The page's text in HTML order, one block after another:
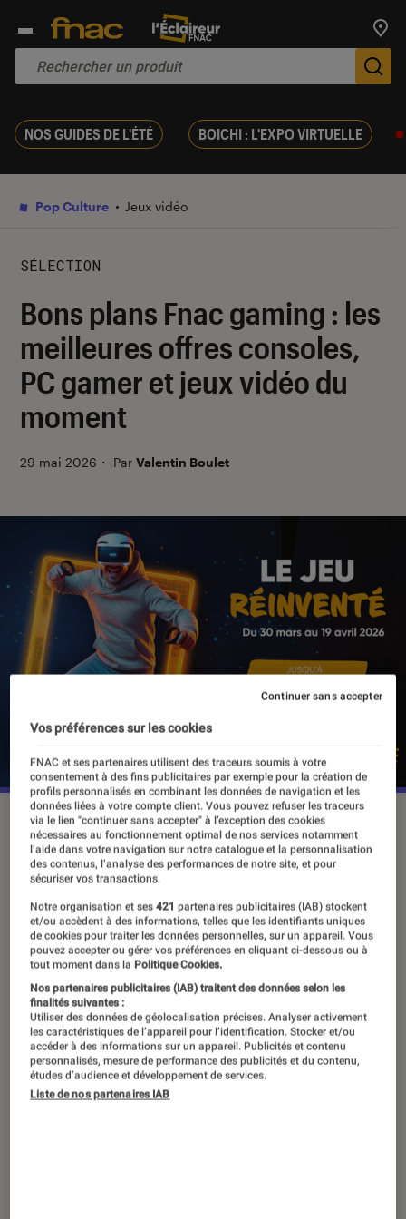
NOS GUIDES DE L'ÉTÉ BOICHI : L'EXPO VIRTUELLE
Pop Culture Jeux vidéo
SÉLECTION
Bons plans Fnac gaming : les
meilleures offres consoles,
PC gamer et jeux vidéo du
moment
29 mai 2026 ・ Par Valentin Boulet
©Fnac
Jusqu’au 19 avril 2026, la Fnac propose
de nombreuses offres Bon Plan sur
tous les univers gaming. Pokémon
Pokopia à -50% pour l’achat d’une
Switch 2, des offres PC portable
Gamer et des réductions sur les
meilleurs jeux PS5, retrouvez notre
sélection des meilleures offres.
Vos préférences sur les cookies
FNAC et ses partenaires utilisent des traceurs soumis à votre
consentement à des fins publicitaires par exemple pour la création de
profils personnalisés en combinant les données de navigation et les
données liées à votre compte client. Vous pouvez refuser les traceurs
via le lien "continuer sans accepter" à l’exception des cookies
nécessaires au fonctionnement optimal de nos services notamment
l’aide dans votre navigation sur notre catalogue et la personnalisation
des contenus, l’analyse des performances de notre site, et pour
sécuriser vos transactions.
Notre organisation et ses421 partenaires publicitaires (IAB) stockent
et/ou accèdent à des informations, telles que les identifiants uniques
de cookies pour traiter les données personnelles, sur un appareil. Vous
pouvez accepter ou gérer vos préférences en cliquant ci-dessous ou à
tout moment dans la Politique Cookies.
Nos partenaires publicitaires (IAB) traitent des données selon les
finalités suivantes :
Utiliser des données de géolocalisation précises. Analyser activement
les caractéristiques de l’appareil pour l’identification. Stocker et/ou
accéder à des informations sur un appareil. Publicités et contenu
personnalisés, mesure de performance des publicités et du contenu,
études d’audience et développement de services.
Liste de nos partenaires IAB
Continuer sans accepter